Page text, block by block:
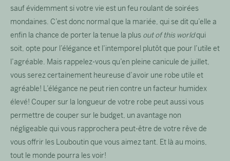
sauf évidemment si votre vie est un feu roulant de soirées
mondaines. C’est donc normal que la mariée, qui se dit qu’elle a
enfin la chance de porter la tenue la plus out of this worldqui
soit, opte pour l’élégance et l’intemporel plutôt que pour l’utile et
l’agréable. Mais rappelez-vous qu’en pleine canicule de juillet,
vous serez certainement heureuse d’avoir une robe utile et
agréable! L’élégance ne peut rien contre un facteur humidex
élevé! Couper sur la longueur de votre robe peut aussi vous
permettre de couper sur le budget, un avantage non
négligeable qui vous rapprochera peut-être de votre rêve de
vous offrir les Louboutin que vous aimez tant. Et là au moins,
tout le monde pourra les voir!